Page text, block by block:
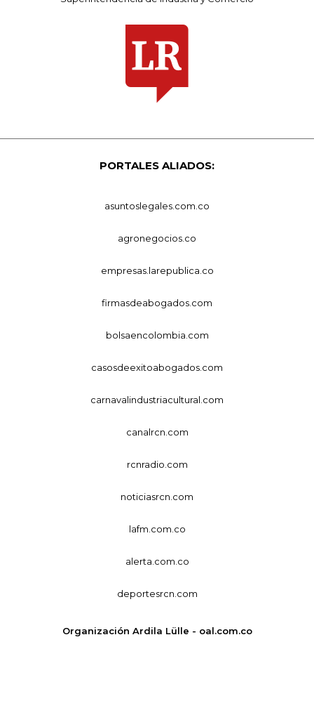
PORTALES ALIADOS:
asuntoslegales.com.co
agronegocios.co
empresas.larepublica.co
firmasdeabogados.com
bolsaencolombia.com
casosdeexitoabogados.com
carnavalindustriacultural.com
canalrcn.com
rcnradio.com
noticiasrcn.com
lafm.com.co
alerta.com.co
deportesrcn.com
Organización Ardila Lülle - oal.com.co